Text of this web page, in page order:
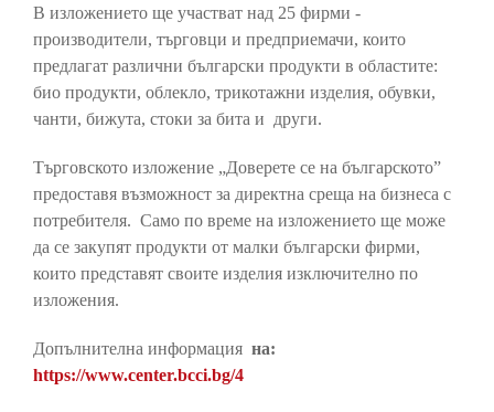
В изложението ще участват над 25 фирми -
производители, търговци и предприемачи, които
предлагат различни български продукти в областите:
био продукти, облекло, трикотажни изделия, обувки,
чанти, бижута, стоки за бита и други.
Търговското изложение „Доверете се на българското”
предоставя възможност за директна среща на бизнеса с
потребителя. Само по време на изложението ще може
да се закупят продукти от малки български фирми,
които представят своите изделия изключително по
изложения.
Допълнителна информация на:
https://www.center.bcci.bg/4